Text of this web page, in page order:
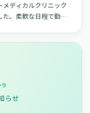
ディカルクリニック
。柔軟な日程で勤務